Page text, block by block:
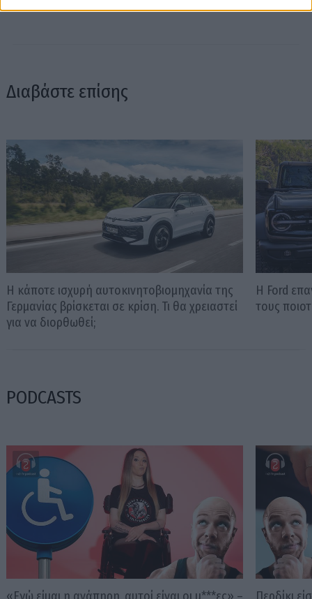
Διαβάστε επίσης
Η κάποτε ισχυρή αυτοκινητοβιομηχανία της
Γερμανίας βρίσκεται σε κρίση. Τι θα χρειαστεί
για να διορθωθεί;
Η Ford
τους
PODCASTS